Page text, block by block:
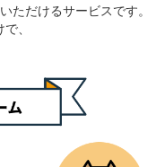
ただけるサービスです。
、